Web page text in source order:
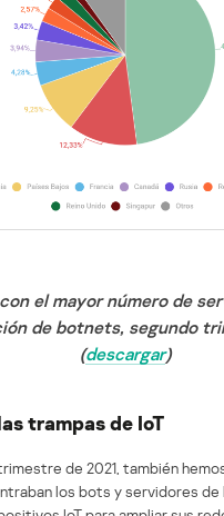
el mayor número de
de botnets, segundo
(descargar)
trampas de IoT
de 2021, también
los bots y servidores